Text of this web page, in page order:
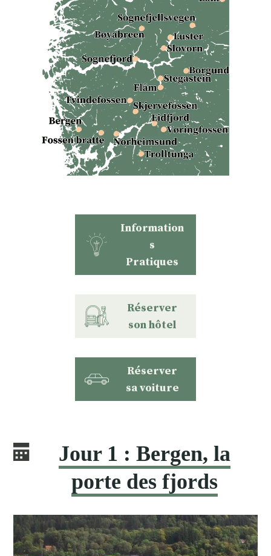
Information
s
Pratiques
Réserver
son hôtel
Réserver
sa voiture
Jour 1 : Bergen, la
porte des fjords